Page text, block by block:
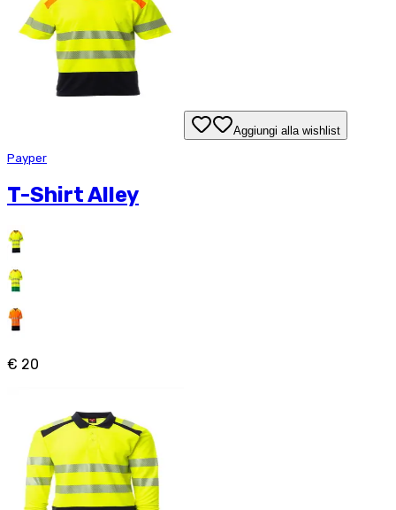
Aggiungi alla wishlist
Payper
T-Shirt Alley
€ 20